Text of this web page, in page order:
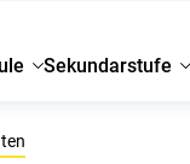
Sekundarstufe